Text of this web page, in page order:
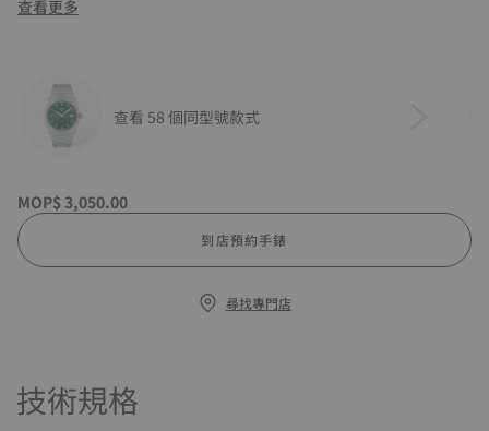
查看更多
查看 58 個同型號款式
MOP$ 3,050.00
到店預約手錶
尋找專門店
技術規格